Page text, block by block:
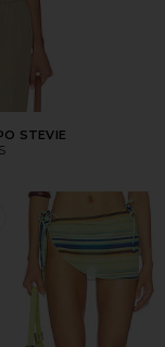
STEVIE
ПАРЕРО THE PUKA